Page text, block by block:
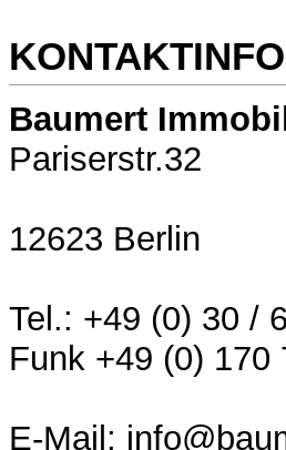
Baumert
Pariserstr.32
12623 Berlin
Tel.: +49 (0) 30 /
Funk +49 (0) 170
E-Mail: